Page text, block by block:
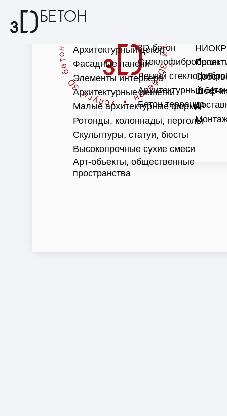
НИОКР
Шеф-
Архитектурный декор
Фасадные панели
Элементы интерьера
Архитектурные решетки
Малые архитектурные формы
Ротонды, колоннады, перголы
Скульптуры, статуи, бюсты
Высокопрочные сухие смеси
Арт-объекты, общественные
пространства
3D бетон
Стеклофибробетон
Легкий
Архитектурный
Бетон терраццо